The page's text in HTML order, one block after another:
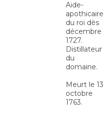
Aide-
apothicaire
du roi dès
décembre
1727.
Distillateur
du
domaine.
Meurt le 13
octobre
1763.